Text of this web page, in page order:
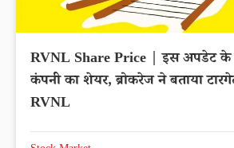
RVNL Share Price | इस अपडेट के
कंपनी का शेयर, ब्रोकरेज ने बताया
RVNL